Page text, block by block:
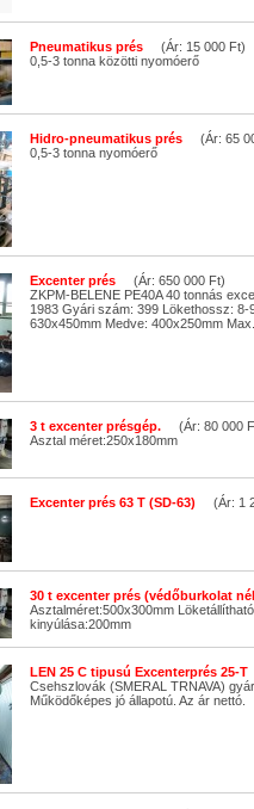
Pneumatikus prés (Ár: 15 000 Ft)
0,5-3 tonna közötti nyomóerő
Hidro-pneumatikus prés (Ár: 65
0,5-3 tonna nyomóerő
Excenter prés (Ár: 650 000 Ft)
ZKPM-BELENE PE40A 40 tonnás
1983 Gyári szám: 399 Lökethossz: 8-
630x450mm Medve: 400x250mm
3 t excenter présgép. (Ár: 80 000
Asztal méret:250x180mm
Excenter prés 63 T (SD-63) (Ár: 1
30 t excenter prés (védőburkolat
Asztalméret:500x300mm
kinyúlása:200mm
LEN 25 C tipusú Excenterprés 25-T
Csehszlovák (SMERAL TRNAVA)
Működőképes jó állapotú. Az ár nettó.